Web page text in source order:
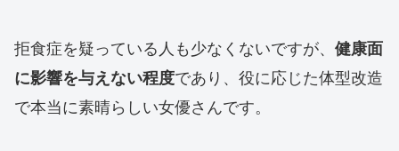
拒食症を疑っている人も少なくないですが、 健康面
に影響を与えない程度であり、役に応じた体型改造
で本当に素晴らしい女優さんです。